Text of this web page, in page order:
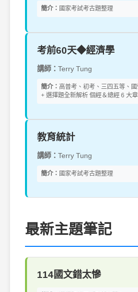
簡介： 國家考試考古題整理
考前60天◆經濟學
講師： Terry Tung
簡介： 高普考、初考、三四五等、
+ 選擇題全新解析 個經＆總經 6 大
教育統計
講師： Terry Tung
簡介： 國家考試考古題整理
最新主題筆記
114國文錯太慘